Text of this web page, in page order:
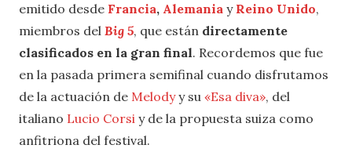
emitido desde Francia, Alemania y Reino Unido,
miembros del Big 5, que están directamente
clasificados en la gran final. Recordemos que fue
en la pasada primera semifinal cuando disfrutamos
de la actuación de Melodyy su «Esa diva», del
italiano Lucio Corsi y de la propuesta suiza como
anfitriona del festival.